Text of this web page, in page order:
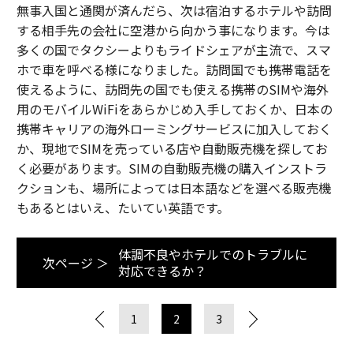
無事入国と通関が済んだら、次は宿泊するホテルや訪問
する相手先の会社に空港から向かう事になります。今は
多くの国でタクシーよりもライドシェアが主流で、スマ
ホで車を呼べる様になりました。訪問国でも携帯電話を
使えるように、訪問先の国でも使える携帯のSIMや海外
用のモバイルWiFiをあらかじめ入手しておくか、日本の
携帯キャリアの海外ローミングサービスに加入しておく
か、現地でSIMを売っている店や自動販売機を探してお
く必要があります。SIMの自動販売機の購入インストラ
クションも、場所によっては日本語などを選べる販売機
もあるとはいえ、たいてい英語です。
次ページ ＞
体調不良やホテルでのトラブルに
対応できるか？
1 2 3